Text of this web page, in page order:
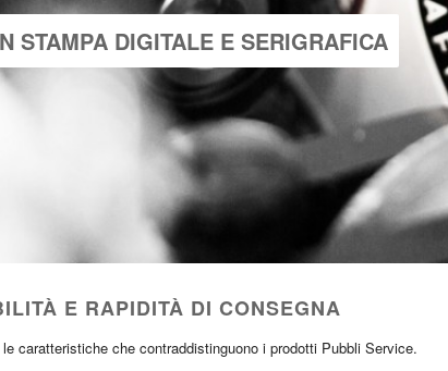
STAMPA DIGITALE E SERIGRAFICA
E RAPIDITÀ DI CONSEGNA
caratteristiche che contraddistinguono i prodotti Pubbli Service.